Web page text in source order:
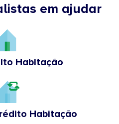
em ajudar
Habitação
Habitação